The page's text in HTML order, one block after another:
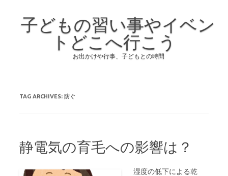
子どもの習い事やイベン
トどこへ行こう
お出かけや行事、子どもとの時間
TAG ARCHIVES: 防ぐ
静電気の育毛への影響は？
湿度の低下による乾